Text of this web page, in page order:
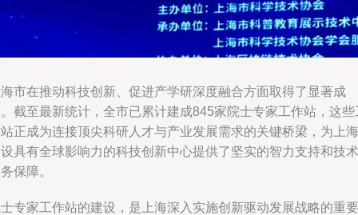
市在推动科技创新、促进产学研深度融合方面取得了显著成
截至最新统计，全市已累计建成845家院士专家工作站，这些
正成为连接顶尖科研人才与产业发展需求的关键桥梁，为上海
具有全球影响力的科技创新中心提供了坚实的智力支持和技术
保障。
专家工作站的建设，是上海深入实施创新驱动发展战略的重要